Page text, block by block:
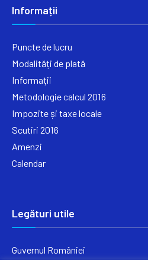
Informații
Puncte de lucru
Modalități de plată
Informații
Metodologie calcul 2016
Impozite și taxe locale
Scutiri 2016
Amenzi
Calendar
Legături utile
Guvernul României